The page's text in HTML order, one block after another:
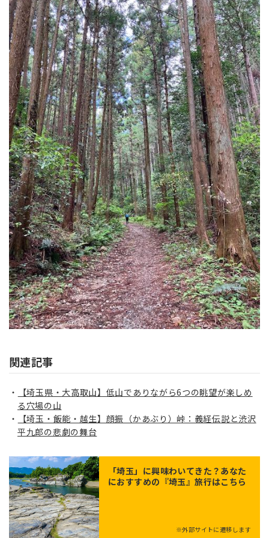
関連記事
【埼玉県・大高取山】低山でありながら6つの眺望が楽しめ
る穴場の山
【埼玉・飯能・越生】顔振（かあぶり）峠：義経伝説と渋沢
平九郎の悲劇の舞台
「埼玉 」に興味わいてきた？あなた
におすすめの『埼玉』旅行はこちら
※外部サイトに遷移します